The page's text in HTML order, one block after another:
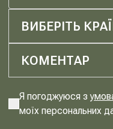
ВИБЕРІТЬ
Я погоджуюся з
моїх персональних